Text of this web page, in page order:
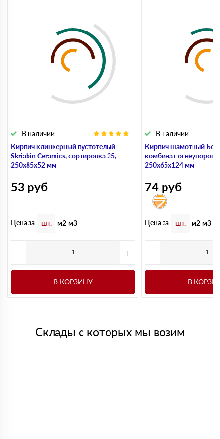
Кирпич клинкерный пустотелый
Skriabin Ceramics, сортировка 35,
250х85х52 мм
В наличии
53 руб
Цена за шт. м2 м3
- +
В КОРЗИНУ
Кирпич шамотный
комбинат огнеупоров
250х65х124 мм
В наличии
74 руб
Цена за шт. м2 м3
-
В
Склады с которых мы возим